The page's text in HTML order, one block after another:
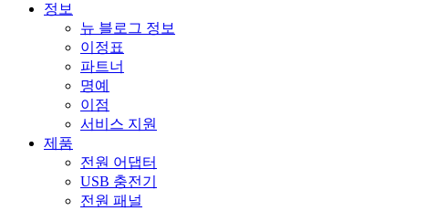
정보
뉴 블로그 정보
이정표
파트너
명예
이점
서비스 지원
제품
전원 어댑터
USB 충전기
전원 패널